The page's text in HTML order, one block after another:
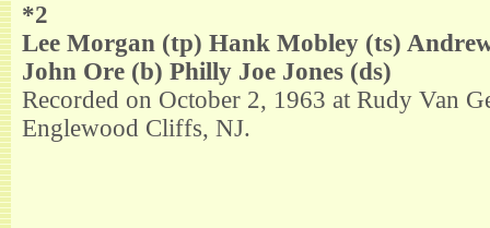
*2
Lee Morgan (tp) Hank Mobley (ts)
John Ore (b) Philly Joe Jones (ds)
Recorded on October 2, 1963 at Rudy Van
Englewood Cliffs, NJ.